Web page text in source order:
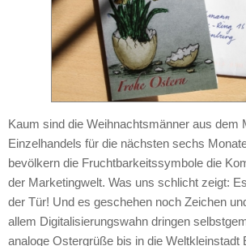
Kaum sind die Weihnachtsmänner aus dem
Einzelhandels für die nächsten sechs
bevölkern die Fruchtbarkeitssymbole die
der Marketingwelt. Was uns schlicht zeigt:
der Tür! Und es geschehen noch Zeichen
allem Digitalisierungswahn dringen
analoge Ostergrüße bis in die Weltkleinstadt